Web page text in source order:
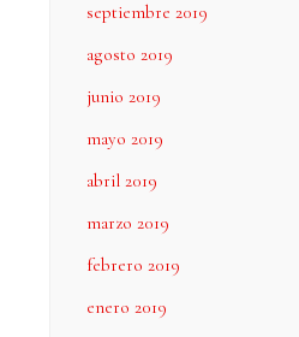
septiembre 2019
agosto 2019
junio 2019
mayo 2019
abril 2019
marzo 2019
febrero 2019
enero 2019